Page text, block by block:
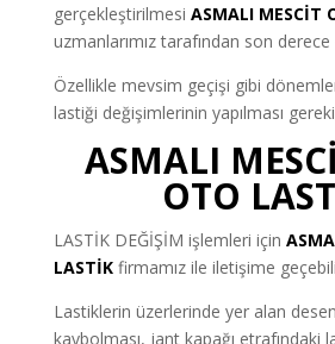
gerçekleştirilmesi ASMALI MESCİT
uzmanlarımız tarafından son
Özellikle mevsim geçişi gibi
lastiği değişimlerinin yapılması
ASMALI
OTO
LASTİK DEĞİŞİM işlemleri için
LASTİKfirmamız ile iletişime
Lastiklerin üzerlerinde yer alan
kaybolması, jant kapağı etrafındaki